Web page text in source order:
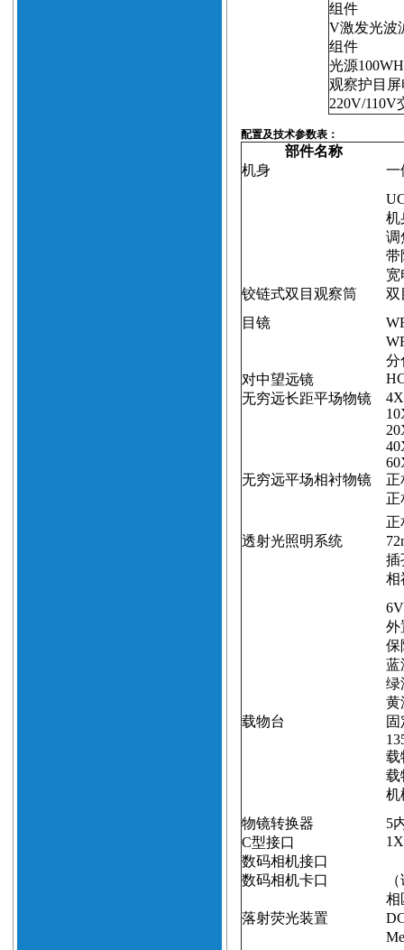
组件
V激发光波
组件
光源
观察护目
220V/110V
配置及技术参数表：
部件名称
机身
一
机
调
带
宽
铰链式双目观察筒
双
目镜
分
对中望远镜
无穷远长距平场物镜
无穷远平场相衬物镜
正
正
正
透射光照明系统
插
相
外
保
蓝
绿
黄
载物台
载
载
机
物镜转换器
5
C型接口
1X
数码相机接口
数码相机卡口
（
相
落射荧光装置